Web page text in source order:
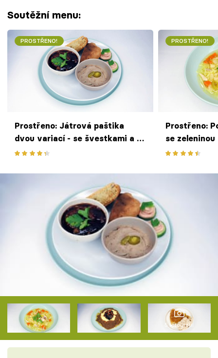
Soutěžní menu:
PROSTŘENO!
Prostřeno: Játrová paštika
dvou variací - se švestkami a s
chilli
PROSTŘENO!
Prostřeno:
se
nudle
5 fotografií